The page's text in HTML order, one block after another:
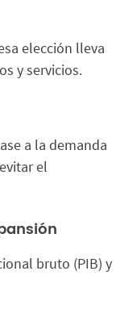
elección lleva
y servicios.
a la demanda
el
bruto (PIB) y